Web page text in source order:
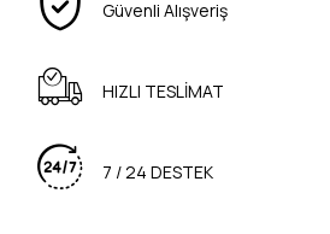
Güvenli Alışveriş
HIZLI TESLİMAT
7 / 24 DESTEK